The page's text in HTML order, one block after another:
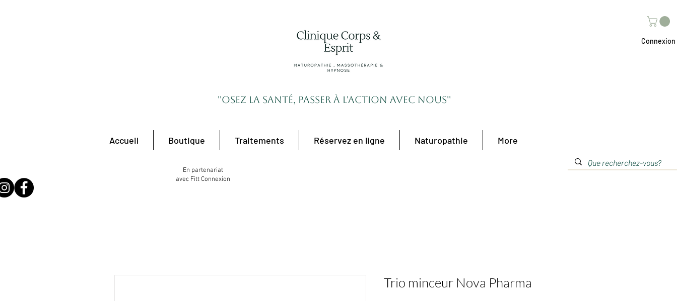
''Osez la santé, passer à l'action avec nous''
Connexion
Accueil Boutique Traitements Réservez en ligne Naturopathie More
En partenariat
avec Fitt Connexion
Trio minceur Nova Pharma